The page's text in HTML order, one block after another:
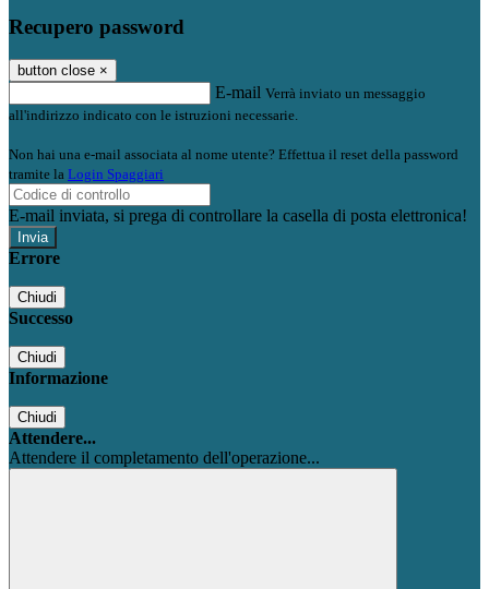
Recupero password
button close ×
E-mail Verrà inviato un messaggio
all'indirizzo indicato con le istruzioni necessarie.
Non hai una e-mail associata al nome utente? Effettua il reset della password
tramite la Login Spaggiari
E-mail inviata, si prega di controllare la casella di posta elettronica!
Errore
Chiudi
Successo
Chiudi
Informazione
Chiudi
Attendere...
Attendere il completamento dell'operazione...